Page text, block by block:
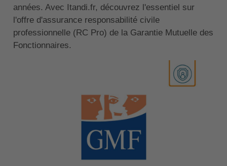
années. Avec Itandi.fr, découvrez l'essentiel sur
l'offre d'assurance responsabilité civile
professionnelle (RC Pro) de la Garantie Mutuelle des
Fonctionnaires.